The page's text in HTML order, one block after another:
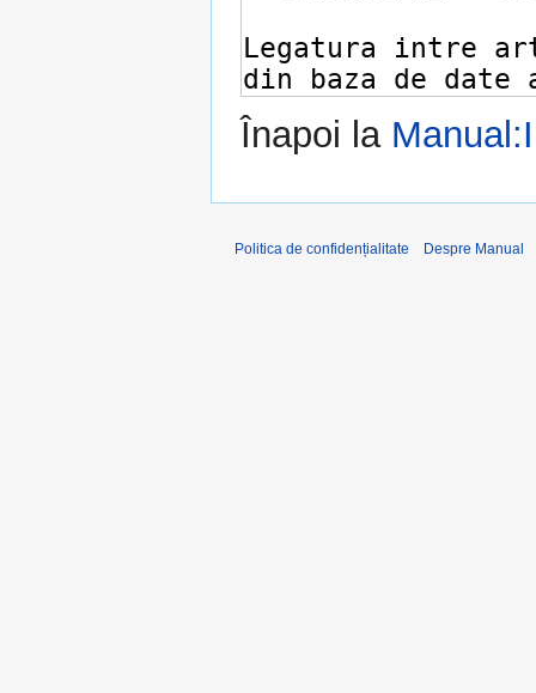
Înapoi la
Politica de confidențialitate Despre Manual